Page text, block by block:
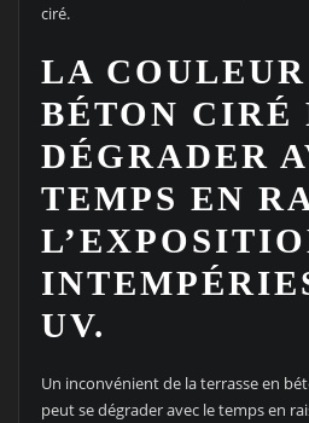
ciré.
LA
BÉTON CIRÉ
DÉGRADER
TEMPS EN
UV.
Un inconvénient de la terrasse en
peut se dégrader avec le temps en